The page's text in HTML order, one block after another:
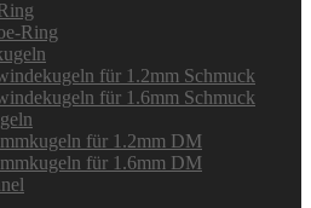
Ring
für 1.2mm Schmuck
für 1.6mm Schmuck
für 1.2mm DM
für 1.6mm DM